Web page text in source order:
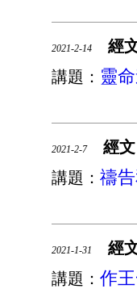
2021-2-14 經
講題： 靈
2021-2-7 經文
講題： 禱
2021-1-31 經
講題： 作